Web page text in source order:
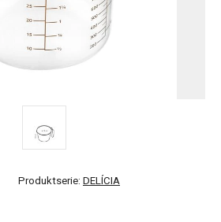
Produktserie: DELÍCIA